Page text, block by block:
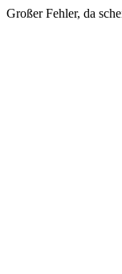
Großer Fehler, da